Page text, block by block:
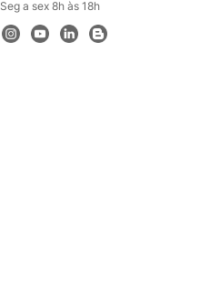
Seg a sex 8h às 18h